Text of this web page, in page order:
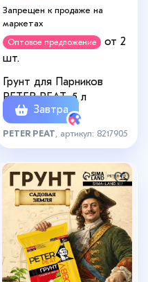
Запрещен к продаже на
маркетах
Оптовое предложение
от 2
шт.
Грунт для Парников
PETER PEAT, 5 л
Завтра
PETER PEAT , артикул: 8217905